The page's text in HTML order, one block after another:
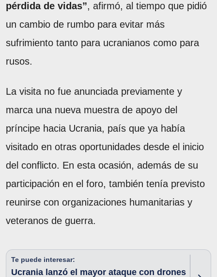
pérdida de vidas”, afirmó, al tiempo que pidió
un cambio de rumbo para evitar más
sufrimiento tanto para ucranianos como para
rusos.
La visita no fue anunciada previamente y
marca una nueva muestra de apoyo del
príncipe hacia Ucrania, país que ya había
visitado en otras oportunidades desde el inicio
del conflicto. En esta ocasión, además de su
participación en el foro, también tenía previsto
reunirse con organizaciones humanitarias y
veteranos de guerra.
Te puede interesar:
Ucrania lanzó el mayor ataque con drones